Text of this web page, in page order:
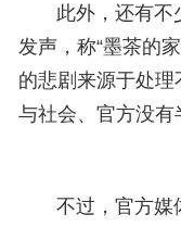
此外，还有不少
发声，称“墨茶的
的悲剧来源于处理
与社会、官方没有
不过，官方媒